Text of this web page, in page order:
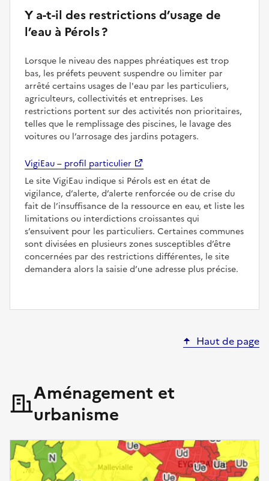
Y a-t-il des restrictions d’usage de
l’eau à Pérols ?
Lorsque le niveau des nappes phréatiques est trop
bas, les préfets peuvent suspendre ou limiter par
arrêté certains usages de l'eau par les particuliers,
agriculteurs, collectivités et entreprises. Les
restrictions portent sur des activités non prioritaires,
telles que le remplissage des piscines, le lavage des
voitures ou l’arrosage des jardins potagers.
VigiEau – profil particulier
Le site VigiEau indique si Pérols est en état de
vigilance, d’alerte, d’alerte renforcée ou de crise du
fait de l’insuffisance de la ressource en eau, et liste les
limitations ou interdictions croissantes qui
s’ensuivent pour les particuliers. Certaines communes
sont divisées en plusieurs zones susceptibles d’être
concernées par des restrictions différentes, le site
demandera alors la saisie d’une adresse plus précise.
Haut de page
Aménagement et
urbanisme